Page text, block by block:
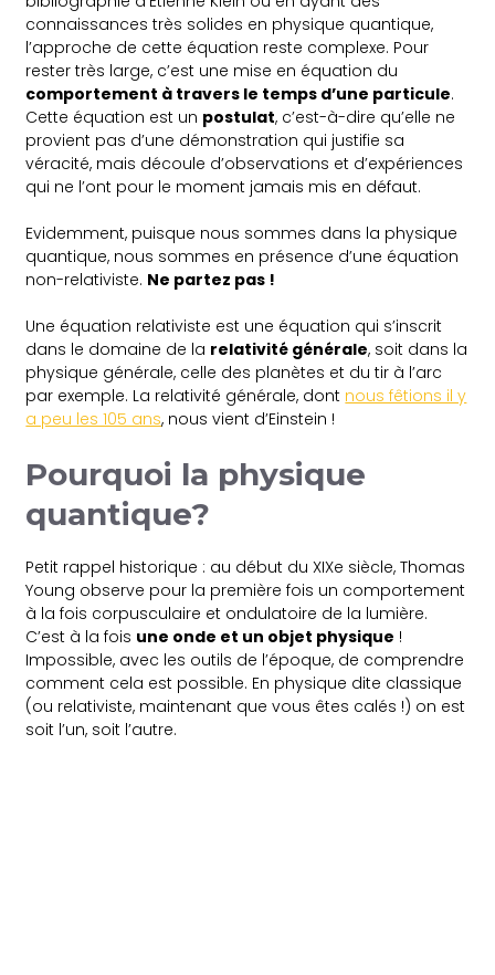
connaissances très solides en physique quantique,
l’approche de cette équation reste complexe. Pour
rester très large, c’est une mise en équation du
comportement à travers le temps d’une particule.
Cette équation est un postulat, c’est-à-dire qu’elle ne
provient pas d’une démonstration qui justifie sa
véracité, mais découle d’observations et d’expériences
qui ne l’ont pour le moment jamais mis en défaut.
Evidemment, puisque nous sommes dans la physique
quantique, nous sommes en présence d’une équation
non-relativiste. Ne partez pas !
Une équation relativiste est une équation qui s’inscrit
dans le domaine de la relativité générale, soit dans la
physique générale, celle des planètes et du tir à l’arc
par exemple. La relativité générale, dont nous fêtions il y
a peu les 105 ans, nous vient d’Einstein !
Pourquoi la physique
quantique?
Petit rappel historique : au début du XIXe siècle, Thomas
Young observe pour la première fois un comportement
à la fois corpusculaire et ondulatoire de la lumière.
C’est à la fois une onde et un objet physique !
Impossible, avec les outils de l’époque, de comprendre
comment cela est possible. En physique dite classique
(ou relativiste, maintenant que vous êtes calés !) on est
soit l’un, soit l’autre.